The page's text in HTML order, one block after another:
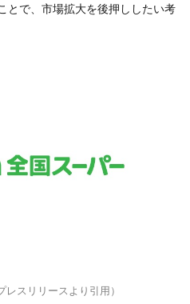
とで、市場拡大を後押ししたい考
スリリースより引用）